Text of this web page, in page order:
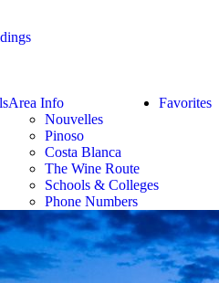
Favorites
Area Info
Nouvelles
Pinoso
Costa Blanca
The Wine Route
Schools & Colleges
Phone Numbers